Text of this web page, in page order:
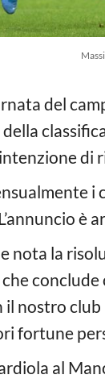
del
di
i
nota la
nostro
fortune
al